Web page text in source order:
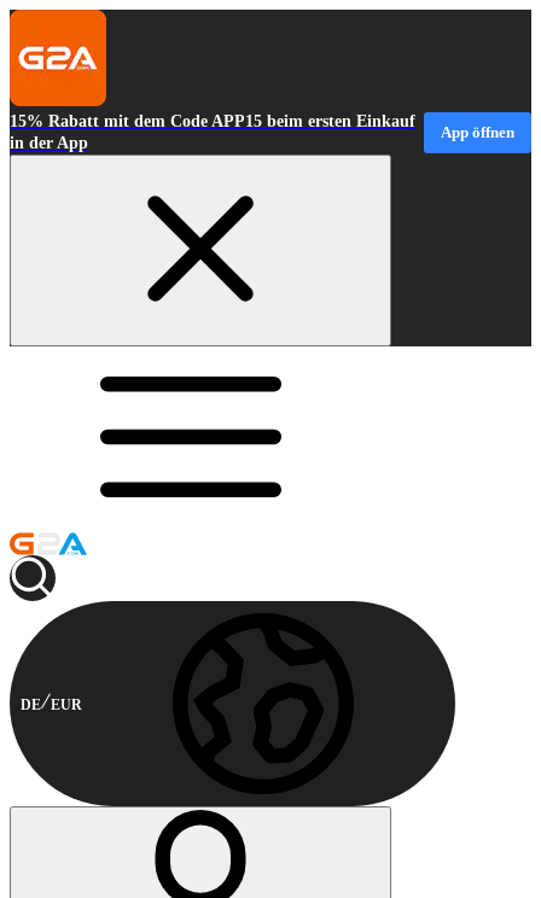
15% Rabatt mit dem Code APP15 beim ersten Einkauf
in der App
App öffnen
DE EUR